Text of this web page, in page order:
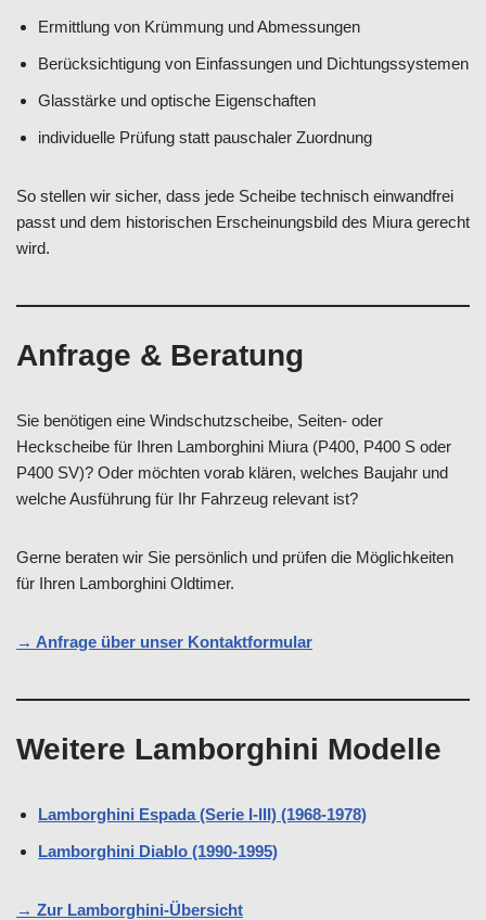
Ermittlung von Krümmung und Abmessungen
Berücksichtigung von Einfassungen und Dichtungssystemen
Glasstärke und optische Eigenschaften
individuelle Prüfung statt pauschaler Zuordnung
So stellen wir sicher, dass jede Scheibe technisch einwandfrei
passt und dem historischen Erscheinungsbild des Miura gerecht
wird.
Anfrage & Beratung
Sie benötigen eine Windschutzscheibe, Seiten- oder
Heckscheibe für Ihren Lamborghini Miura (P400, P400 S oder
P400 SV)? Oder möchten vorab klären, welches Baujahr und
welche Ausführung für Ihr Fahrzeug relevant ist?
Gerne beraten wir Sie persönlich und prüfen die Möglichkeiten
für Ihren Lamborghini Oldtimer.
→ Anfrage über unser Kontaktformular
Weitere Lamborghini Modelle
Lamborghini Espada (Serie I-III) (1968-1978)
Lamborghini Diablo (1990-1995)
→ Zur Lamborghini-Übersicht